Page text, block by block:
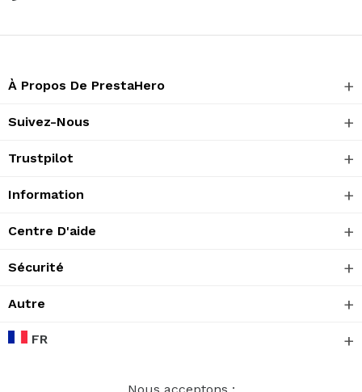
À Propos De PrestaHero
Suivez-Nous
Trustpilot
Information
Centre D'aide
Sécurité
Autre
FR